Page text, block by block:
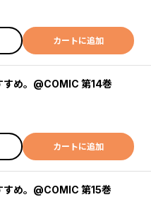
カートに追加
すめ。@COMIC 第14巻
カートに追加
め。@COMIC 第15巻